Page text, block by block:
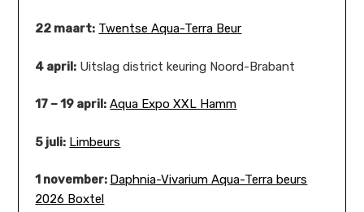
22 maart: Twentse Aqua-Terra Beur
4 april: Uitslag district keuring Noord-Brabant
17 – 19 april: Aqua Expo XXL Hamm
5 juli: Limbeurs
1 november: Daphnia-Vivarium Aqua-Terra beurs
2026 Boxtel